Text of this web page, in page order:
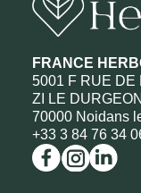
FRANCE
5001 F RUE DE
ZI LE DURGEON
70000 Noidans
+33 3 84 76 34